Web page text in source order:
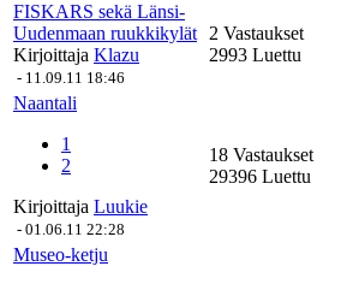
FISKARS sekä Länsi-
Uudenmaan ruukkikylät
Kirjoittaja Klazu
- 11.09.11 18:46
2 Vastaukset
2993 Luettu
Naantali
1
2
Kirjoittaja Luukie
- 01.06.11 22:28
18 Vastaukset
29396 Luettu
Museo-ketju